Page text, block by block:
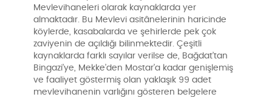
Mevlevihaneleri olarak kaynaklarda yer
almaktadır. Bu Mevlevi asitânelerinin haricinde
köylerde, kasabalarda ve şehirlerde pek çok
zaviyenin de açıldığı bilinmektedir. Çeşitli
kaynaklarda farklı sayılar verilse de, Bağdat’tan
Bingazi’ye, Mekke’den Mostar’a kadar genişlemiş
ve faaliyet göstermiş olan yaklaşık 99 adet
mevlevihanenin varlığını gösteren belgelere